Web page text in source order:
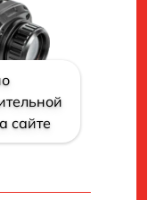
сайте